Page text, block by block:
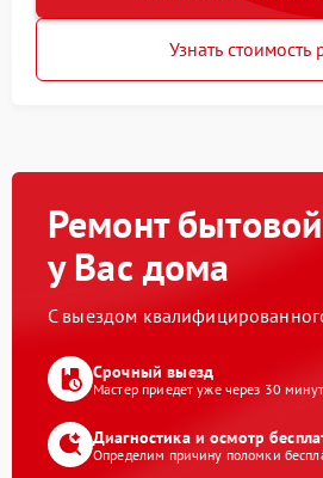
Узнать стоимость
Ремонт
у Вас дома
С выездом
Срочный выезд
Мастер приедет уже через 30 минут
Диагностика и осмотр
Определим причину поломки